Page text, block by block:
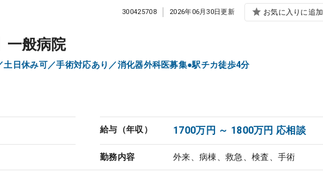
一般病院
日休み可／手術対応あり／消化器外科医募集●駅チカ徒歩4分
300425708 2026年06月30日更新 お気に入りに追加
給与（年収） 1700万円 ～ 1800万円 応相談
勤務内容 外来、病棟、救急、検査、手術